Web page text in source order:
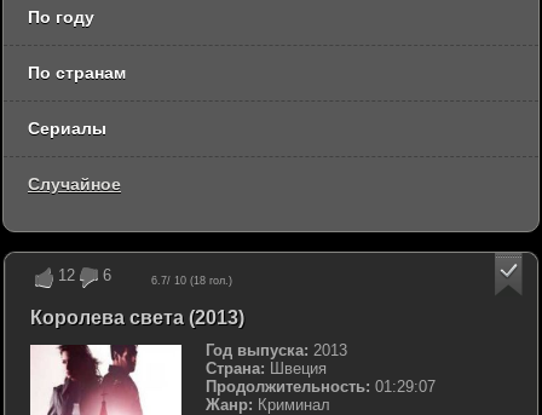
12 6 6.7/ 10 (18 гол.)
Королева света (2013)
Год выпуска: 2013
Страна: Швеция
Продолжительность: 01:29:07
Жанр: Криминал
По году
По странам
Сериалы
Случайное